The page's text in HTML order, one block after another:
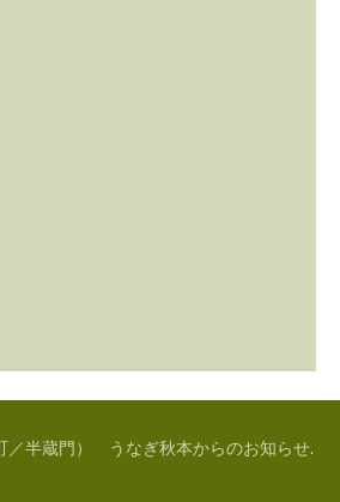
／半蔵門） うなぎ秋本からのお知らせ.